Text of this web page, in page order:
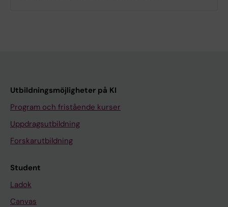
Utbildningsmöjligheter på KI
Program och fristående kurser
Uppdragsutbildning
Forskarutbildning
Student
Ladok
Canvas